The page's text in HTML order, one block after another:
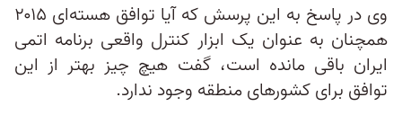
وی در پاسخ به این پرسش که آیا توافق هسته‌ای ۲۰۱۵
همچنان به عنوان یک ابزار کنترل واقعی برنامه اتمی
ایران باقی مانده است، گفت هیچ چیز بهتر از این
توافق برای کشورهای منطقه وجود ندارد.